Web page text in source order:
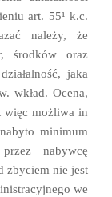
art. 55¹ k.c.
należy, że
środków oraz
jaka
wkład. Ocena,
więc możliwa in
minimum
nabywcę
zbyciem nie jest
we